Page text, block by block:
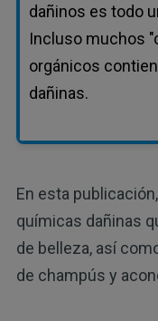
dañinos es todo
Incluso muchos
orgánicos
dañinas.
En esta
químicas dañinas
de belleza, así
de champús y